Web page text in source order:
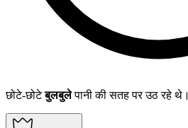
छोटे-छोटेबुलबुलेपानी की सतह पर उठ रहे थे।